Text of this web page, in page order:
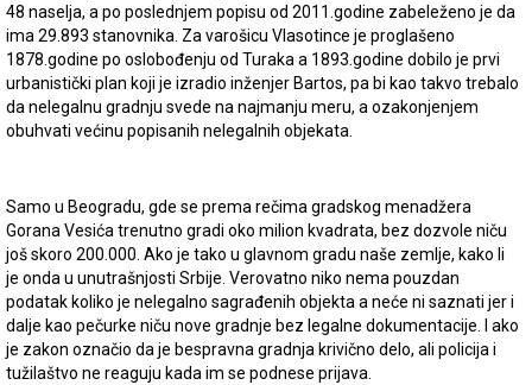
48 naselja, a po poslednjem popisu od 2011.godine zabeleženo je da
ima 29.893 stanovnika. Za varošicu Vlasotince je proglašeno
1878.godine po oslobođenju od Turaka a 1893.godine dobilo je prvi
urbanistički plan koji je izradio inženjer Bartos, pa bi kao takvo trebalo
da nelegalnu gradnju svede na najmanju meru, a ozakonjenjem
obuhvati većinu popisanih nelegalnih objekata.
Samo u Beogradu, gde se prema rečima gradskog menadžera
Gorana Vesića trenutno gradi oko milion kvadrata, bez dozvole niču
još skoro 200.000. Ako je tako u glavnom gradu naše zemlje, kako li
je onda u unutrašnjosti Srbije. Verovatno niko nema pouzdan
podatak koliko je nelegalno sagrađenih objekta a neće ni saznati jer i
dalje kao pečurke niču nove gradnje bez legalne dokumentacije. I ako
je zakon označio da je bespravna gradnja krivično delo, ali policija i
tužilaštvo ne reaguju kada im se podnese prijava.